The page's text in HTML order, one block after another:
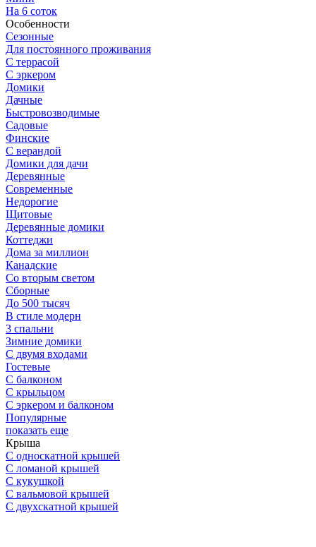
На 6 соток
Особенности
Сезонные
Для постоянного проживания
С террасой
С эркером
Домики
Дачные
Быстровозводимые
Садовые
Финские
С верандой
Домики для дачи
Деревянные
Современные
Недорогие
Щитовые
Деревянные домики
Коттеджи
Дома за миллион
Канадские
Со вторым светом
Сборные
До 500 тысяч
В стиле модерн
3 спальни
Зимние домики
С двумя входами
Гостевые
С балконом
С крыльцом
С эркером и балконом
Популярные
показать еще
Крыша
С односкатной крышей
С ломаной крышей
С кукушкой
С вальмовой крышей
С двухскатной крышей